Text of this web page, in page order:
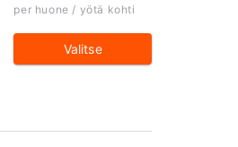
per huone / yötä kohti
Valitse